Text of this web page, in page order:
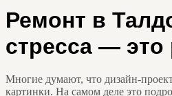
Ремонт в
стресса — это
Многие думают, что дизайн-
картинки. На самом деле это